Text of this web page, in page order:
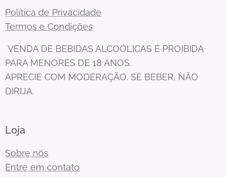
Política de Privacidade
Termos e Condições
VENDA DE BEBIDAS ALCOÓLICAS É PROIBIDA
PARA MENORES DE 18 ANOS.
APRECIE COM MODERAÇÃO. SE BEBER, NÃO
DIRIJA.
Loja
Sobre nós
Entre em contato